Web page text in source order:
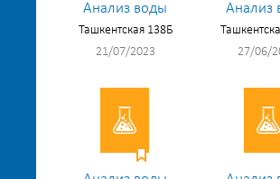
Анализ воды
Ташкентская 138Б
21/07/2023
Анализ
27/06/